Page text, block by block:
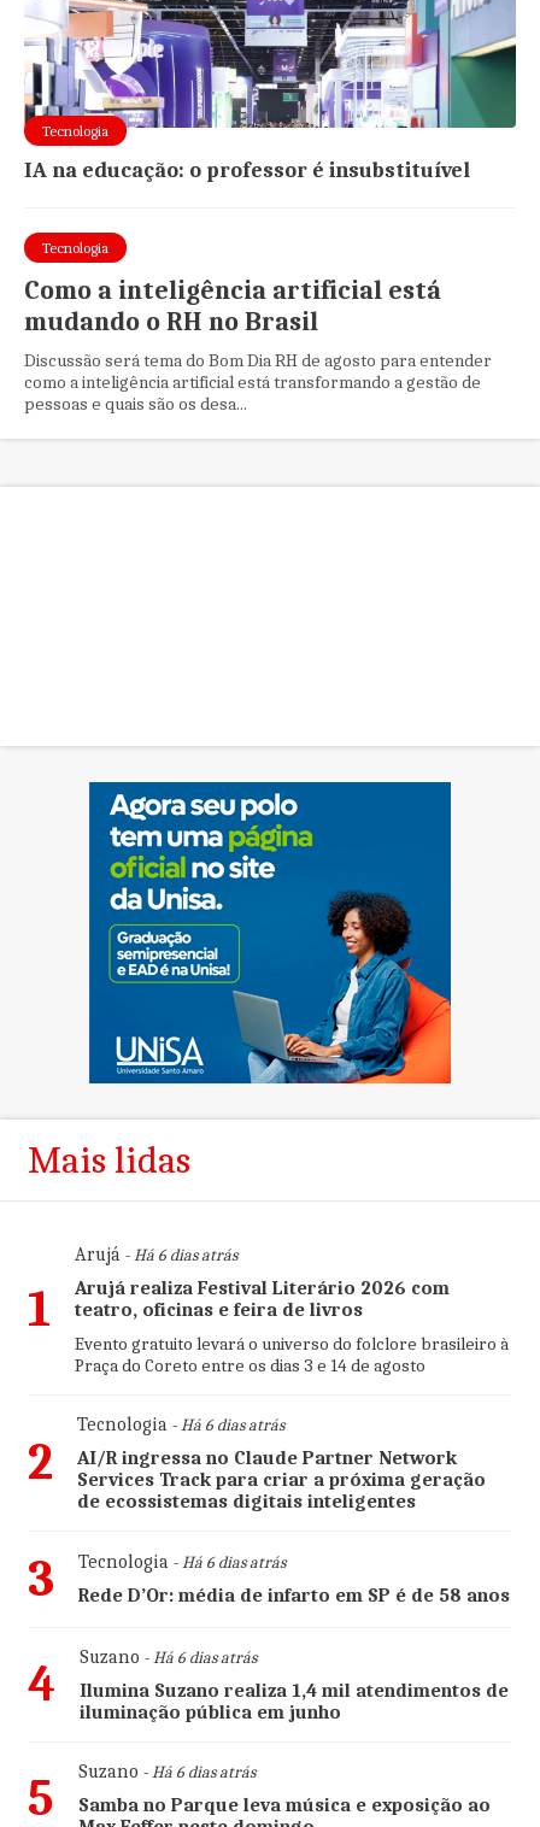
Tecnologia
IA na educação: o professor é insubstituível
Tecnologia
Como a inteligência artificial está
mudando o RH no Brasil
Discussão será tema do Bom Dia RH de agosto para entender
como a inteligência artificial está transformando a gestão de
pessoas e quais são os desa...
Mais lidas
1
Arujá- Há 6 dias atrás
Arujá realiza Festival Literário 2026 com
teatro, oficinas e feira de livros
Evento gratuito levará o universo do folclore brasileiro à
Praça do Coreto entre os dias 3 e 14 de agosto
2
Tecnologia- Há 6 dias atrás
AI/R ingressa no Claude Partner Network
Services Track para criar a próxima geração
de ecossistemas digitais inteligentes
3 Tecnologia- Há 6 dias atrás
Rede D’Or: média de infarto em SP é de 58 anos
4 Suzano - Há 6 dias atrás
Ilumina Suzano realiza 1,4 mil atendimentos de
iluminação pública em junho
5 Suzano - Há 6 dias atrás
Samba no Parque leva música e exposição ao